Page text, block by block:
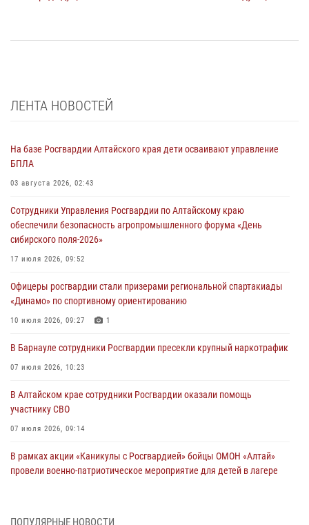
ЛЕНТА НОВОСТЕЙ
На базе Росгвардии Алтайского края дети осваивают управление
БПЛА
03 августа 2026, 02:43
Сотрудники Управления Росгвардии по Алтайскому краю
обеспечили безопасность агропромышленного форума «День
сибирского поля-2026»
17 июля 2026, 09:52
Офицеры росгвардии стали призерами региональной спартакиады
«Динамо» по спортивному ориентированию
10 июля 2026, 09:27 1
В Барнауле сотрудники Росгвардии пресекли крупный наркотрафик
07 июля 2026, 10:23
В Алтайском крае сотрудники Росгвардии оказали помощь
участнику СВО
07 июля 2026, 09:14
В рамках акции «Каникулы с Росгвардией» бойцы ОМОН «Алтай»
провели военно-патриотическое мероприятие для детей в лагере
ПОПУЛЯРНЫЕ НОВОСТИ